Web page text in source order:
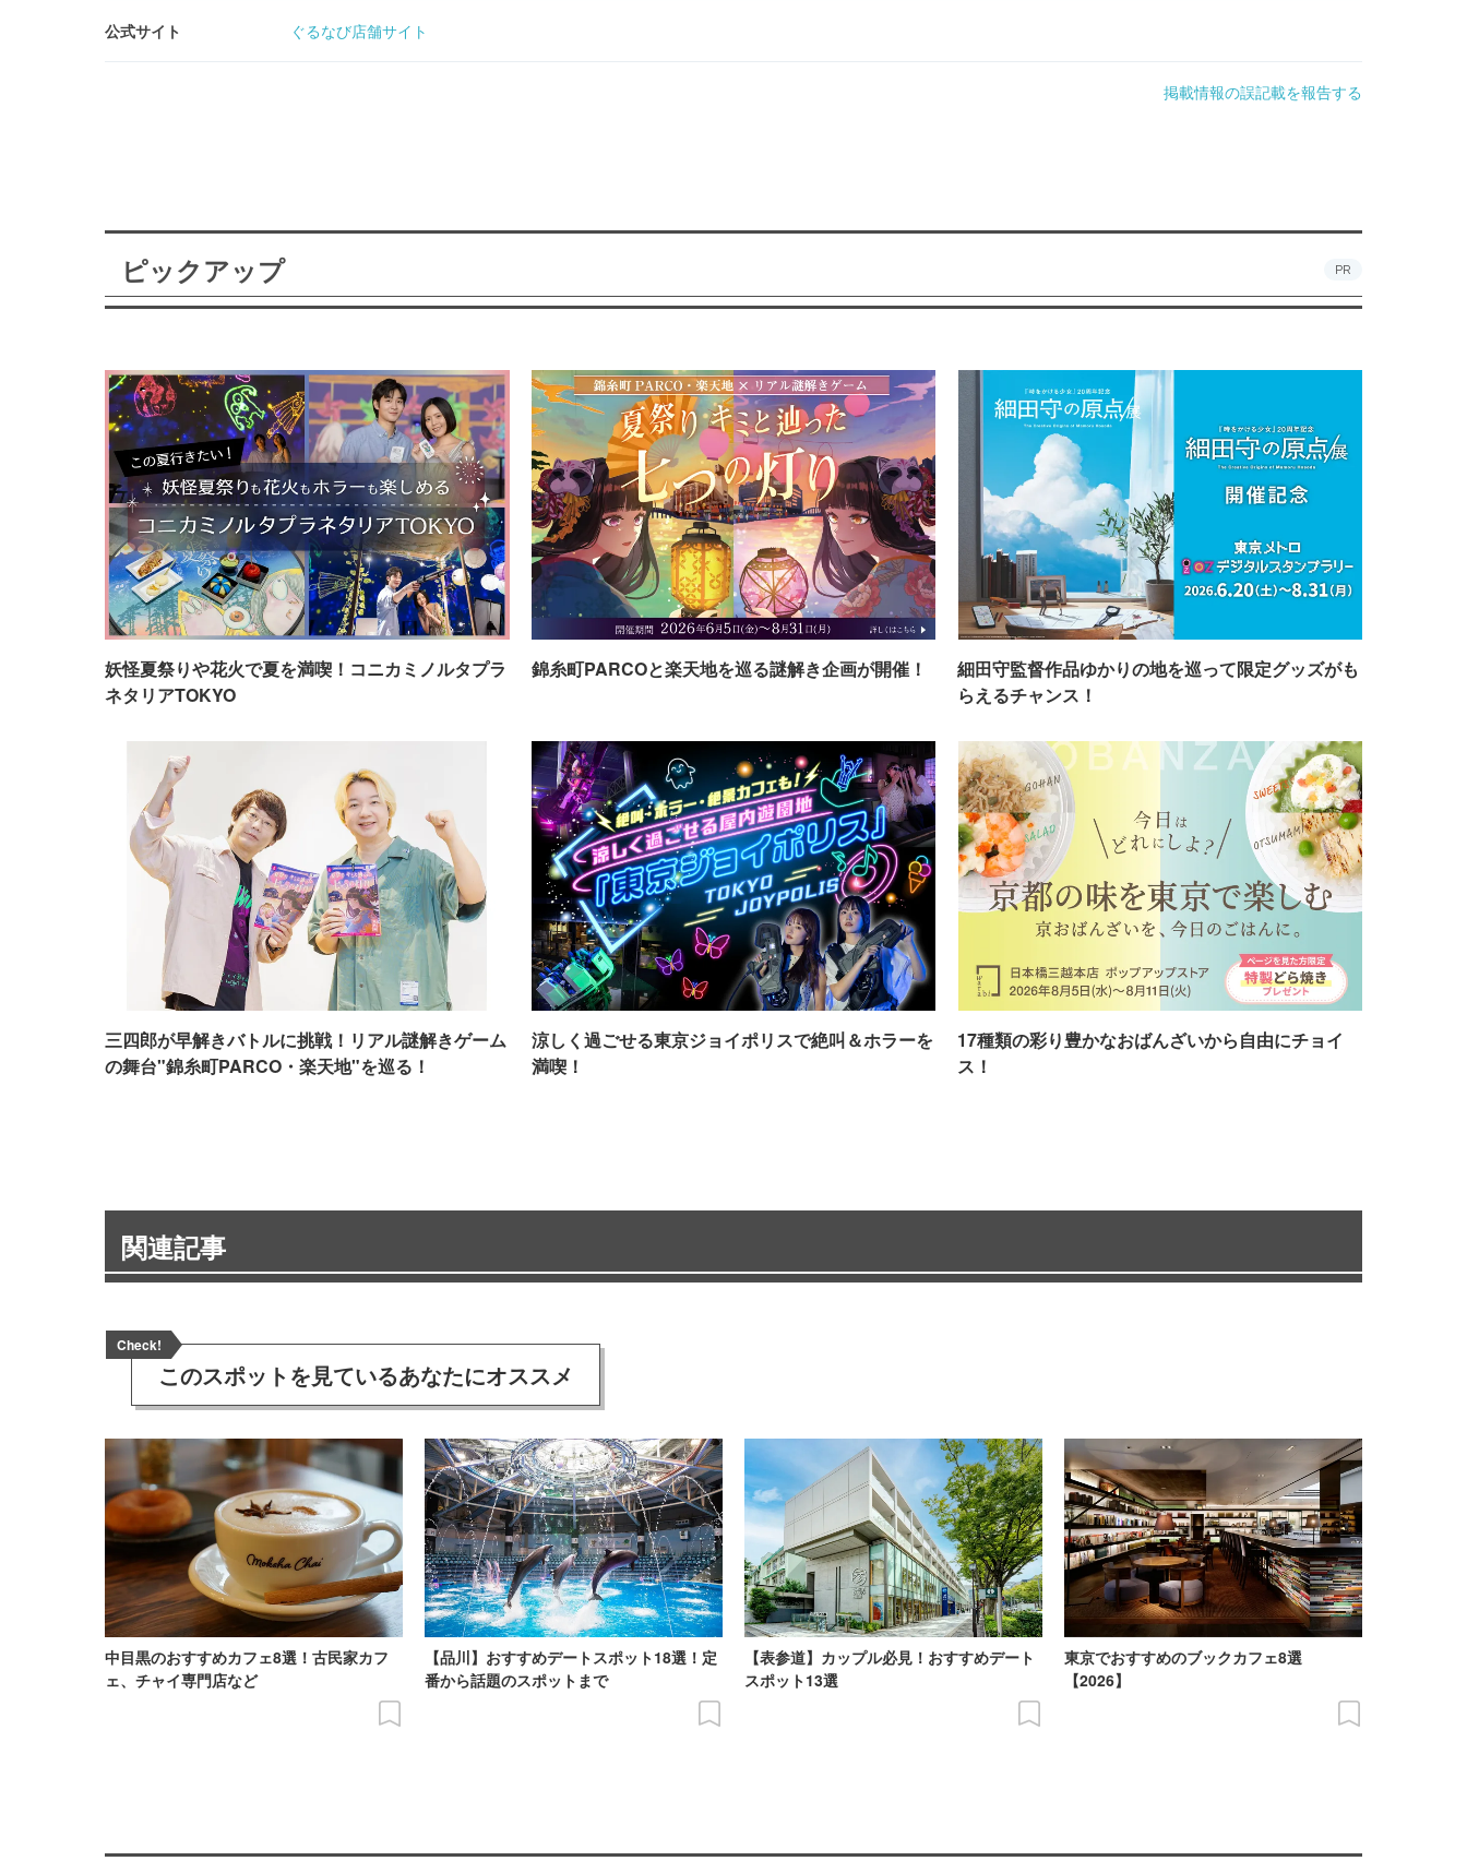
公式サイト ぐるなび店舗サイト
掲載情報の誤記載を報告する
ピックアップ PR
妖怪夏祭りや花火で夏を満喫！コニカミノルタプラ
ネタリアTOKYO
錦糸町PARCOと楽天地を巡る謎解き企画が開催！
細田守監督作品ゆかりの地を巡って限定グッズがも
らえるチャンス！
三四郎が早解きバトルに挑戦！リアル謎解きゲーム
の舞台"錦糸町PARCO・楽天地"を巡る！
涼しく過ごせる東京ジョイポリスで絶叫＆ホラーを
満喫！
17種類の彩り豊かなおばんざいから自由にチョイ
ス！
関連記事
Check!
このスポットを見ているあなたにオススメ
中目黒のおすすめカフェ8選！古民家カフ
ェ、チャイ専門店など
【品川】おすすめデートスポット18選！定
番から話題のスポットまで
【表参道】カップル必見！おすすめデート
スポット13選
東京でおすすめのブックカフェ8選
【2026】